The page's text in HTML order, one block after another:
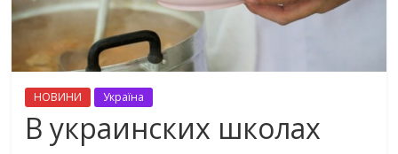
НОВИНИ Україна
В украинских школах